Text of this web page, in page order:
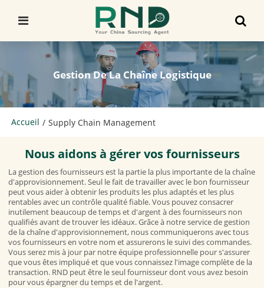
Gestion De La Chaîne Logistique
Accueil / Supply Chain Management
Nous aidons à gérer vos fournisseurs
La gestion des fournisseurs est la partie la plus importante de la chaîne
d'approvisionnement. Seul le fait de travailler avec le bon fournisseur
peut vous aider à obtenir les produits les plus adaptés et les plus
rentables avec un contrôle qualité fiable. Vous pouvez consacrer
inutilement beaucoup de temps et d'argent à des fournisseurs non
qualifiés avant de trouver les idéaux. Grâce à notre service de gestion
de la chaîne d'approvisionnement, nous communiquerons avec tous
vos fournisseurs en votre nom et assurerons le suivi des commandes.
Vous serez mis à jour par notre équipe professionnelle pour s'assurer
que vous êtes impliqué et que vous connaissez l'image complète de la
transaction. RND peut être le seul fournisseur dont vous avez besoin
pour vous épargner du temps et de l'argent.